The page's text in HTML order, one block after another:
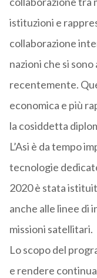
istituzioni e
collaborazione
nazioni che si
recentemente.
economica e più
la cosiddetta
L’Asi è da tempo
tecnologie
2020 è stata
anche alle linee di
missioni satellitari.
Lo scopo del
e rendere